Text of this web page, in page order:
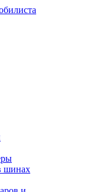
шинах